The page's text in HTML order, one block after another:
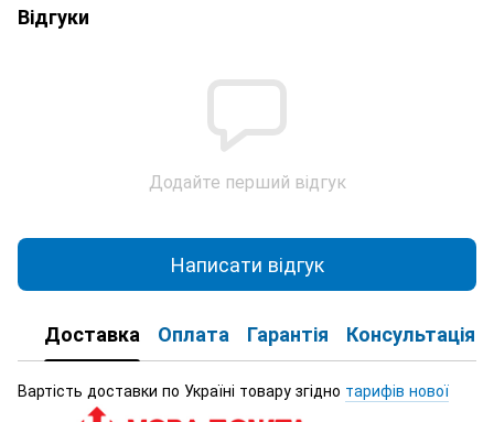
Відгуки
Додайте перший відгук
Написати відгук
Доставка Оплата Гарантія Консультація
Вартість доставки по Україні товару згідно тарифів нової